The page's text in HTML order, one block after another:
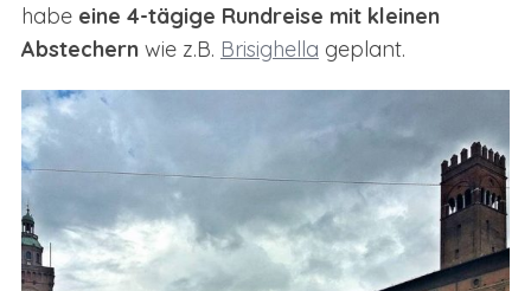
habe eine 4-tägige Rundreise mit kleinen
Abstechernwie z.B. Brisighella geplant.